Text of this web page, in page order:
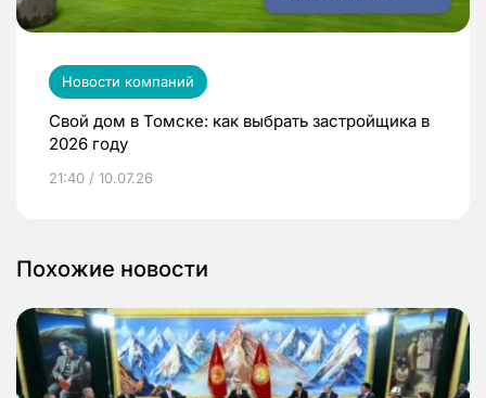
Новости компаний
Свой дом в Томске: как выбрать застройщика в
2026 году
21:40 / 10.07.26
Похожие новости